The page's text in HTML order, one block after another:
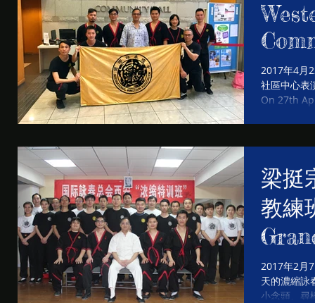
2017年4月
社區中心表
On 27th
梁挺
教練班>
Ting
2017年2月
天的濃縮詠
小念頭、尋